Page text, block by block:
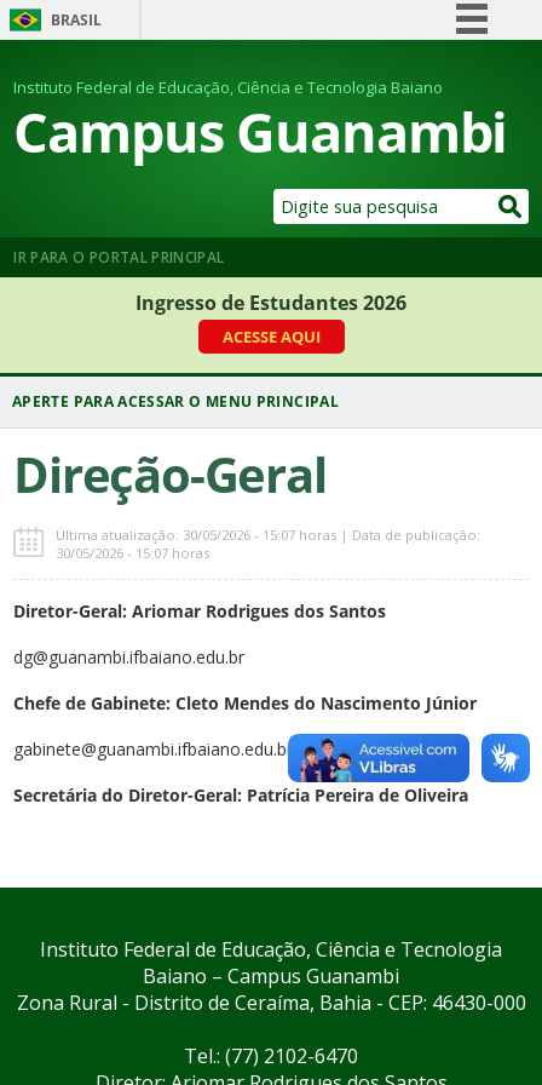
BRASIL
Comunica BR
Participe
Legislação
Instituto Federal de Educação, Ciência e Tecnologia Baiano
Campus Guanambi
IR PARA O PORTAL PRINCIPAL
Ingresso de Estudantes 2026
ACESSE AQUI
Direção-Geral
Última atualização: 30/05/2026 - 15:07 horas | Data de publicação:
30/05/2026 - 15:07 horas
Diretor-Geral: Ariomar Rodrigues dos Santos
dg@guanambi.ifbaiano.edu.br
Chefe de Gabinete: Cleto Mendes do Nascimento Júnior
gabinete@guanambi.ifbaiano.edu.br
Secretária do Diretor-Geral: Patrícia Pereira de Oliveira
Instituto Federal de Educação, Ciência e Tecnologia
Baiano – Campus Guanambi
Zona Rural - Distrito de Ceraíma, Bahia - CEP: 46430-000
Tel.: (77) 2102-6470